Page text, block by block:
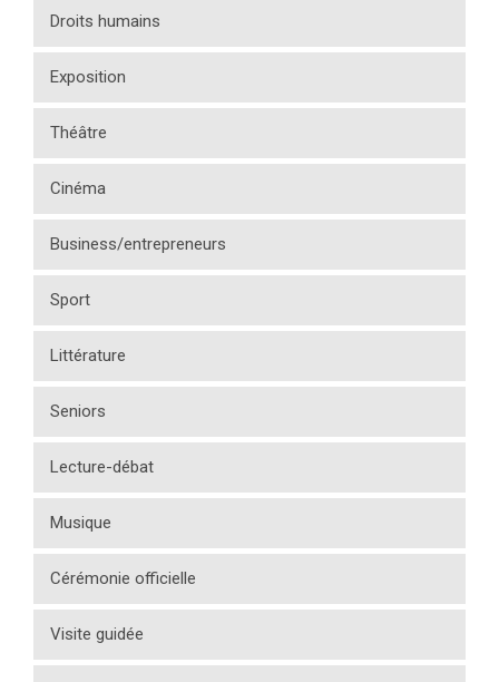
Droits humains
Exposition
Théâtre
Cinéma
Business/entrepreneurs
Sport
Littérature
Seniors
Lecture-débat
Musique
Cérémonie officielle
Visite guidée